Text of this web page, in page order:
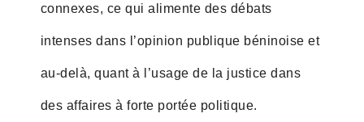
connexes, ce qui alimente des débats
intenses dans l’opinion publique béninoise et
au-delà, quant à l’usage de la justice dans
des affaires à forte portée politique.